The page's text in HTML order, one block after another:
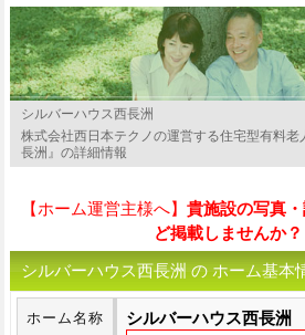
シルバーハウス西長洲
株式会社西日本テクノの運営する住宅型有料
長洲』の詳細情報
【ホーム運営主様へ】貴施設の写真
ど掲載しませんか？
シルバーハウス西長洲 の ホーム基本
ホーム名称
シルバーハウス西長洲